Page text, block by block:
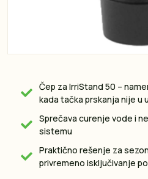
Čep za IrriStand 50 –
kada tačka prskanja nije u
Sprečava curenje vode i
sistemu
Praktično rešenje za
privremeno isključivanje